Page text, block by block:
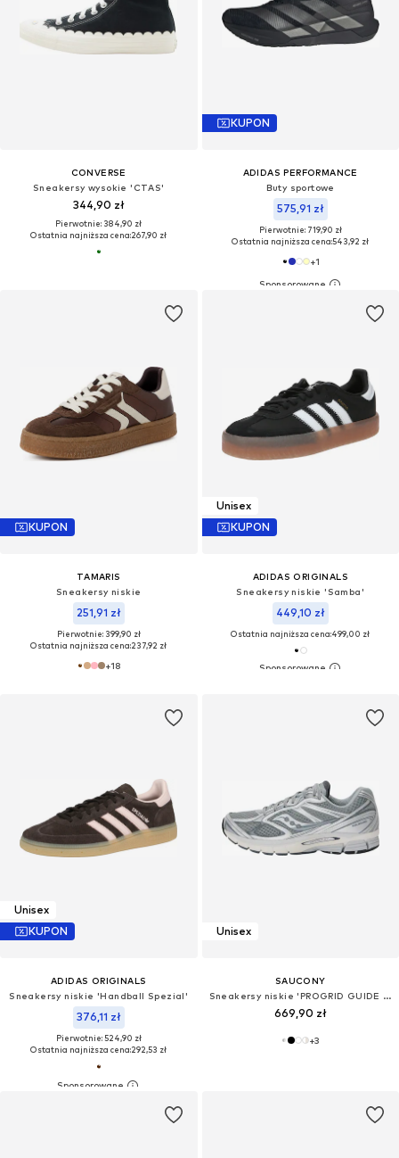
CONVERSE
Sneakersy wysokie 'CTAS'
344,90 zł
Pierwotnie: 384,90 zł
Ostatnia najniższa cena:267,90 zł
KUPON
ADIDAS PERFORMANCE
Buty sportowe
575,91 zł
Pierwotnie: 719,90 zł
Ostatnia najniższa cena:543,92 zł
+1
KUPON
TAMARIS
Sneakersy niskie
251,91 zł
Pierwotnie: 399,90 zł
Ostatnia najniższa cena:237,92 zł
+18
Unisex
KUPON
ADIDAS ORIGINALS
Sneakersy niskie 'Samba'
449,10 zł
Ostatnia najniższa cena:499,00 zł
Unisex
KUPON
ADIDAS ORIGINALS
Sneakersy niskie 'Handball Spezial'
376,11 zł
Pierwotnie: 524,90 zł
Ostatnia najniższa cena:292,53 zł
Unisex
SAUCONY
Sneakersy niskie 'PROGRID GUIDE 7'
669,90 zł
+3